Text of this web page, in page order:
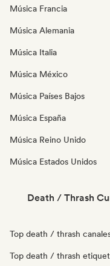
Música Francia
Música Alemania
Música Italia
Música México
Música Países Bajos
Música España
Música Reino Unido
Música Estados Unidos
Death / Thrash
Top death / thrash
Top death / thrash